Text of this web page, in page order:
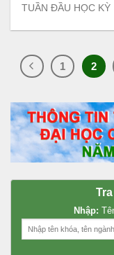
TUẦN ĐẦU HỌC KỲ
1 2
Nhập: